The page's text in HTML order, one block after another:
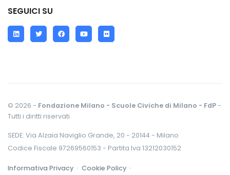
SEGUICI SU
LinkedInTwitterFacebookYouTube
Flickr
© 2026 - Fondazione Milano - Scuole Civiche di Milano - FdP-
Tutti i diritti riservati
SEDE: Via Alzaia Naviglio Grande, 20 - 20144 - Milano
Codice Fiscale 97269560153 - Partita Iva 13212030152
Informativa Privacy · Cookie Policy ·